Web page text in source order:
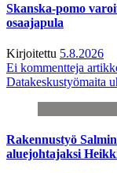
Skanska-pomo
osaajapula
Kirjoitettu 5.8.2026
Ei kommentteja
Datakeskustyömaita
Rakennustyö
aluejohtajaksi